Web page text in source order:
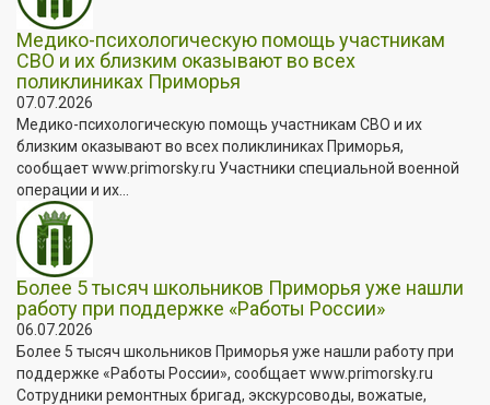
Медико-психологическую помощь участникам
СВО и их близким оказывают во всех
поликлиниках Приморья
07.07.2026
Медико-психологическую помощь участникам СВО и их
близким оказывают во всех поликлиниках Приморья,
сообщает www.primorsky.ru Участники специальной военной
операции и их...
Более 5 тысяч школьников Приморья уже нашли
работу при поддержке «Работы России»
06.07.2026
Более 5 тысяч школьников Приморья уже нашли работу при
поддержке «Работы России», сообщает www.primorsky.ru
Сотрудники ремонтных бригад, экскурсоводы, вожатые,